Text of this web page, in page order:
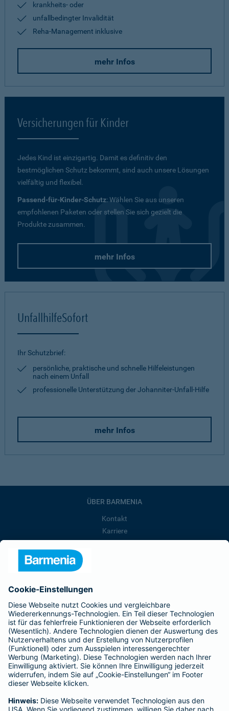
krankheits- oder
unfallbedingter Invalidität
Reha-Management inklusive
mehr Infos
Versicherungen für Kinder
Jedes Kind ist einzigartig. Damit es definitiv den
bestmöglichen Schutz bekommt, sind auch unsere Lösungen
vielfältig und flexibel.
Passend-für-Kinder-Schutz: Wählen Sie aus unseren
empfohlenen Paketen oder stellen Sie sich gezielt die
Produkte zusammen.
mehr Infos
UnfallhilfeSofort
Ihr Schutzbrief:
persönliche, praktische und schnelle Hilfeleistungen
nach einem Unfall
professionelle Unterstützung der Johanniter-Unfall-Hilfe
mehr Infos
ÜBER BARMENIA
Kontakt
Karriere
Barmenia ist Teil der BarmeniaGothaer
BELIEBTE SEITEN
Kranken-Zusatzversicherung
Tierversicherungen
Haftpflichtversicherung
Hausratversicherung
Adresse ändern